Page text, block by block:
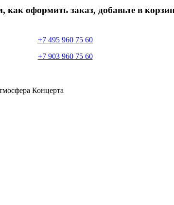
как оформить заказ, добавьте в
+7 495 960 75 60
+7 903 960 75 60
Концерта